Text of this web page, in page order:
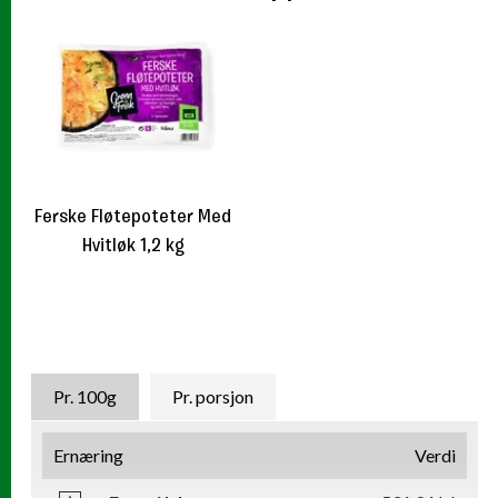
Ferske Fløtepoteter Med
Hvitløk 1,2 kg
Næringsinnhold
Pr. 100g Pr. porsjon
Ernæring Verdi